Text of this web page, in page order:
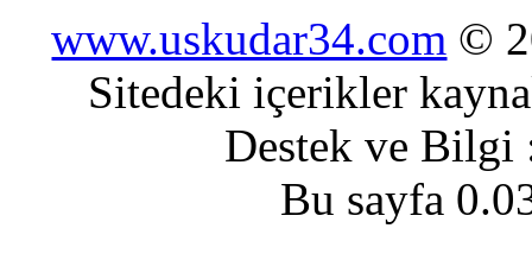
www.uskudar34.com ©
Sitedeki içerikler
Destek ve
Bu sayfa